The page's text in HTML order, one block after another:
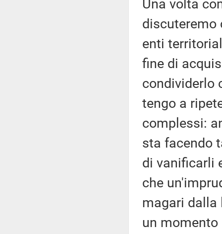
Una volta
discuteremo
enti
fine di
condividerlo
tengo a
complessi:
sta facendo
di vanificarli
che
magari dalla
un